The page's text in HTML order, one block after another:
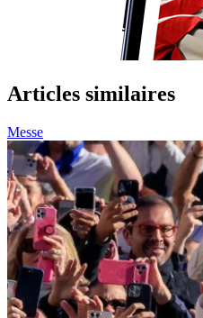
Articles similaires
Messe